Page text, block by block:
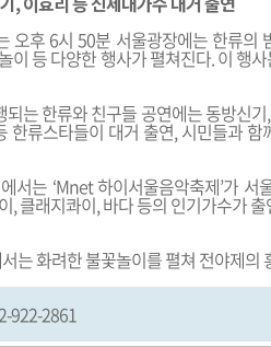
오후 6시 50분 서울광장에는 한류의
이 등 다양한 행사가 펼쳐진다. 이 행
는 한류와 친구들 공연에는 동방신
한류스타들이 대거 출연, 시민들과
서는 ‘Mnet 하이서울음악축제’가 서
, 클래지콰이, 바다 등의 인기가수가
는 화려한 불꽃놀이를 펼쳐 전야제의
922-2861